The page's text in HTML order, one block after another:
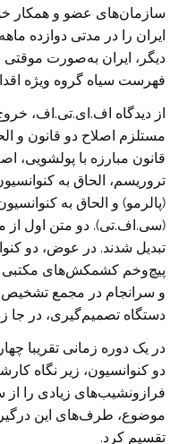
سازمان‌های عضو و همکار
ایران را در مدتی دوازده
دیگر، ایران به‌صورت موقتی
فهرست سیاه گروه ویژه
از دیدگاه اف.ای.تی.اف،
مستلزم اصلاح دو قانون و
قانون مبارزه با پولشویی،
تروریسم، الحاق به
(پالرمو) و الحاق به
(سی.اف.تی). دو متن اول از
تبدیل شدند. در عوض، دو
پیچ‌و‌خم کشمکش‌های مکتبی
و سر‌انجام در مجمع تشخیص
دستگاه تصمیم‌گیری، در جا
در یک دوره زمانی تقریبا
دو کنوانسیون، زیر نگاه
فراز‌و‌نشیب‌های زیادی را از
موضوع، طرف‌های این
تقسیم کرد.